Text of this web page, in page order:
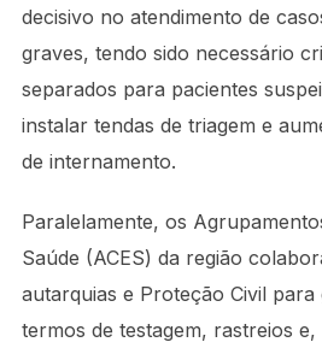
decisivo no atendimento de
graves, tendo sido necessário
separados para pacientes
instalar tendas de triagem e
de internamento.
Paralelamente, os
Saúde (ACES) da região
autarquias e Proteção Civil
termos de testagem, rastreios e,